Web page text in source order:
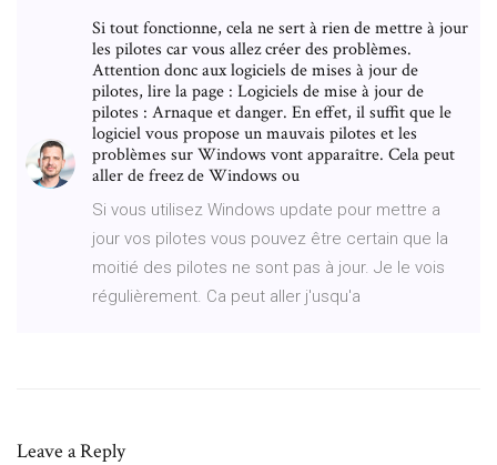
Si tout fonctionne, cela ne sert à rien de mettre à jour
les pilotes car vous allez créer des problèmes.
Attention donc aux logiciels de mises à jour de
pilotes, lire la page : Logiciels de mise à jour de
pilotes : Arnaque et danger. En effet, il suffit que le
logiciel vous propose un mauvais pilotes et les
problèmes sur Windows vont apparaître. Cela peut
aller de freez de Windows ou
Si vous utilisez Windows update pour mettre a
jour vos pilotes vous pouvez être certain que la
moitié des pilotes ne sont pas à jour. Je le vois
régulièrement. Ca peut aller j'usqu'a
Leave a Reply